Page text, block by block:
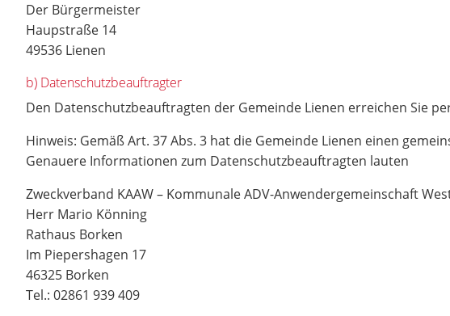
Der Bürgermeister
Haupstraße 14
49536 Lienen
b) Datenschutzbeauftragter
Den Datenschutzbeauftragten der Gemeinde Lienen erreichen Sie
Hinweis: Gemäß Art. 37 Abs. 3 hat die Gemeinde Lienen einen
Genauere Informationen zum Datenschutzbeauftragten lauten
Zweckverband KAAW – Kommunale ADV-Anwendergemeinschaft
Herr Mario Könning
Rathaus Borken
Im Piepershagen 17
46325 Borken
Tel.: 02861 939 409